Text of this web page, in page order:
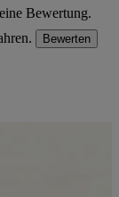
Bewertung.
Bewerten